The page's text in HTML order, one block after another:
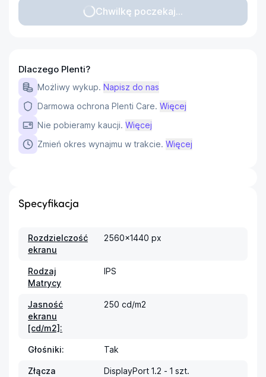
Chwilkę poczekaj...
Dlaczego Plenti?
Możliwy wykup. Napisz do nas
Darmowa ochrona Plenti Care. Więcej
Nie pobieramy kaucji. Więcej
Zmień okres wynajmu w trakcie. Więcej
Specyfikacja
Rozdzielczość
ekranu
2560x1440 px
Rodzaj
Matrycy
IPS
Jasność
ekranu
[cd/m2]:
250 cd/m2
Głośniki: Tak
Złącza
DisplayPort 1.2 - 1 szt.